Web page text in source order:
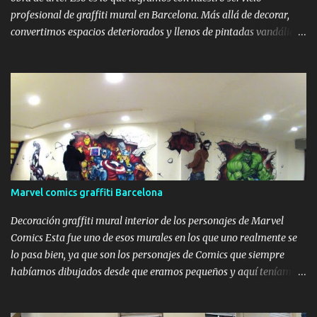
profesional de graffiti mural en Barcelona. Más allá de decorar,
convertimos espacios deteriorados y llenos de pintadas vandálicas
Barcelona En Barcelona, cada vez más comunidades de vecinos,
negocios y propietarios particulares apuestan por decorar sus
parkings y garajes con murales personalizados . Este tipo de
intervenciones no solo aportan valor estético, sino que tienen un
impacto real en la percepción del entorno urbano, fomentando el
respeto por los espacios intervenidos. En el trabajo que mostramos
aquí, se pintó completamente una puerta metálica de garaje, así
como las paredes laterales del parking. El diseño combina un
paisaje tropical con un coche clásico , creando una escena
envolvente que invita a mirar y disfru...
Marvel comics graffiti Barcelona
Decoración graffiti mural interior de los personajes de Marvel
Comics Esta fue uno de esos murales en los que uno realmente se
lo pasa bien, ya que son los personajes de Comics que siempre
habíamos dibujados desde que eramos pequeños y aquí teníamos